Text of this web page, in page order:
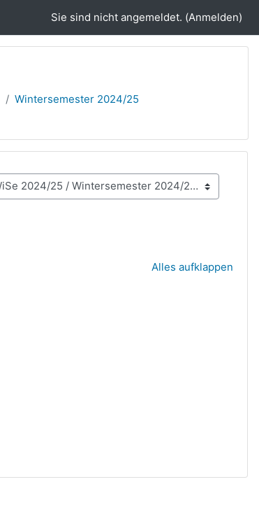
Sie sind nicht angemeldet. (Anmelden)
Wintersemester 2024/25
Alles aufklappen